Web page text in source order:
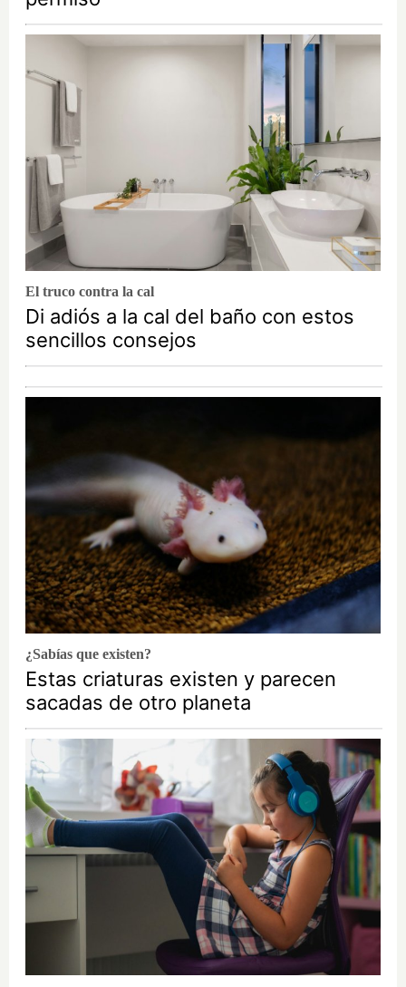
El truco contra la cal
Di adiós a la cal del baño con estos
sencillos consejos
¿Sabías que existen?
Estas criaturas existen y parecen
sacadas de otro planeta